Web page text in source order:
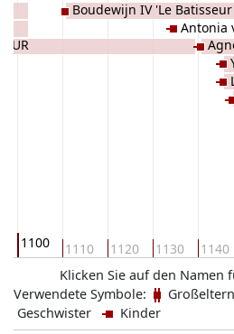
1100 1110 1120 1130 1140
Boudewijn IV 'Le
Antonia
Klicken Sie auf den
Verwendete Symbole:
Geschwister
Kinder